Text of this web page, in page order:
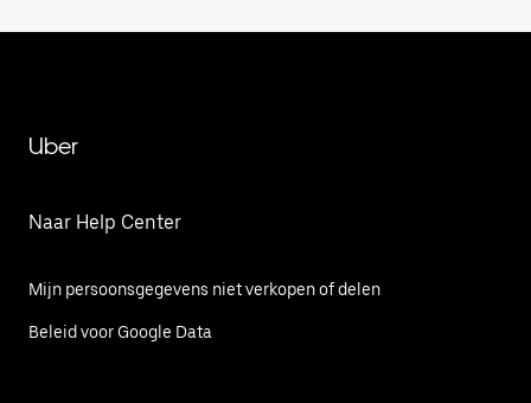
Uber
Naar Help Center
Mijn persoonsgegevens niet verkopen of delen
Beleid voor Google Data